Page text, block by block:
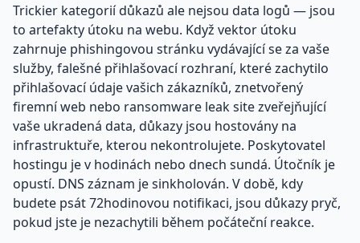
Trickier kategorií důkazů ale nejsou data logů — jsou
to artefakty útoku na webu. Když vektor útoku
zahrnuje phishingovou stránku vydávající se za vaše
služby, falešné přihlašovací rozhraní, které zachytilo
přihlašovací údaje vašich zákazníků, znetvořený
firemní web nebo ransomware leak site zveřejňující
vaše ukradená data, důkazy jsou hostovány na
infrastruktuře, kterou nekontrolujete. Poskytovatel
hostingu je v hodinách nebo dnech sundá. Útočník je
opustí. DNS záznam je sinkholován. V době, kdy
budete psát 72hodinovou notifikaci, jsou důkazy pryč,
pokud jste je nezachytili během počáteční reakce.